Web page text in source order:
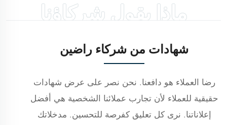
ماذا يقول شركاؤنا
شهادات من شركاء راضين
رضا العملاء هو دافعنا. نحن نصر على عرض شهادات
حقيقية للعملاء لأن تجارب عملائنا الشخصية هي أفضل
إعلاناتنا. نرى كل تعليق كفرصة للتحسين. مدخلاتك